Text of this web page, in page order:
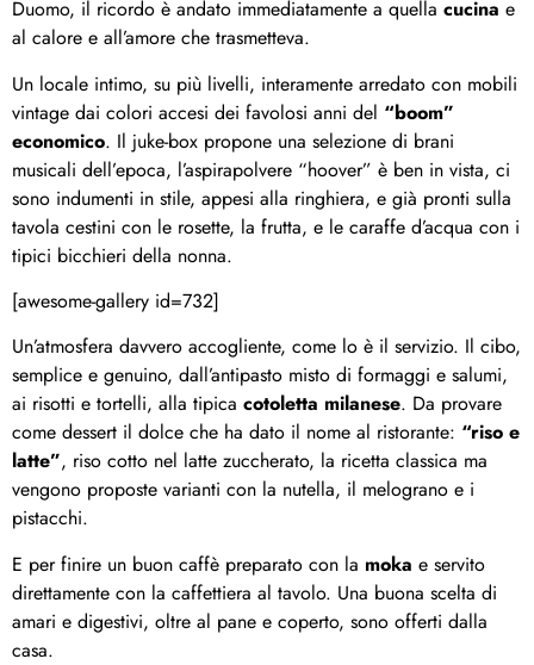
Duomo, il ricordo è andato immediatamente a quella cucina e
al calore e all’amore che trasmetteva.
Un locale intimo, su più livelli, interamente arredato con mobili
vintage dai colori accesi dei favolosi anni del “boom”
economico. Il juke-box propone una selezione di brani
musicali dell’epoca, l’aspirapolvere “hoover” è ben in vista, ci
sono indumenti in stile, appesi alla ringhiera, e già pronti sulla
tavola cestini con le rosette, la frutta, e le caraffe d’acqua con i
tipici bicchieri della nonna.
[awesome-gallery id=732]
Un’atmosfera davvero accogliente, come lo è il servizio. Il cibo,
semplice e genuino, dall’antipasto misto di formaggi e salumi,
ai risotti e tortelli, alla tipica cotoletta milanese. Da provare
come dessert il dolce che ha dato il nome al ristorante: “riso e
latte”, riso cotto nel latte zuccherato, la ricetta classica ma
vengono proposte varianti con la nutella, il melograno e i
pistacchi.
E per finire un buon caffè preparato con la moka e servito
direttamente con la caffettiera al tavolo. Una buona scelta di
amari e digestivi, oltre al pane e coperto, sono offerti dalla
casa.